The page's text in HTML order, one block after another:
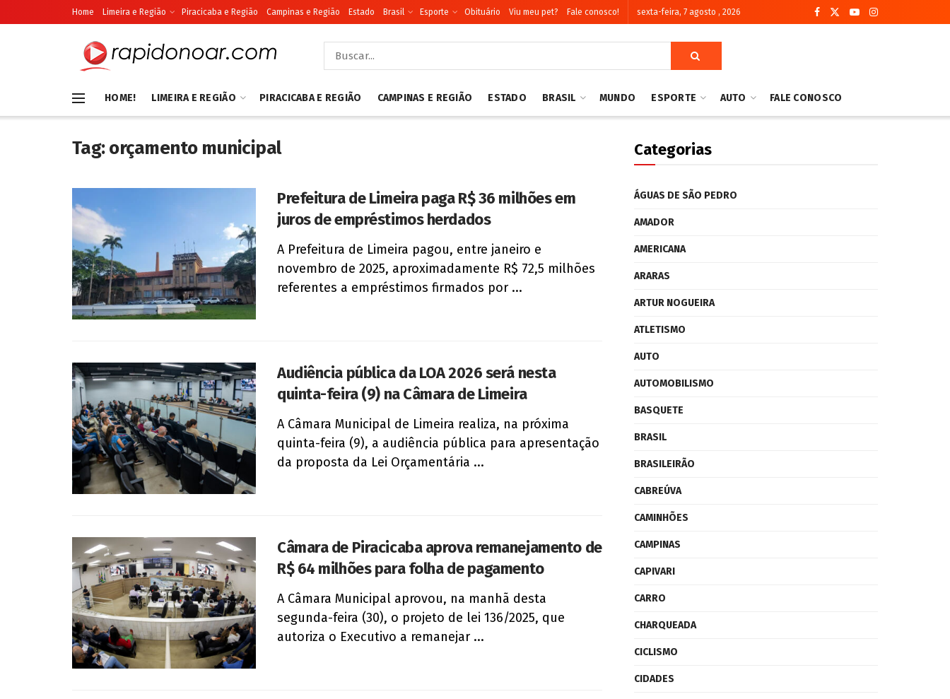
Home Limeira e Região Piracicaba e Região Campinas e Região Estado Brasil Esporte Obituário Viu meu pet? Fale conosco! sexta-feira, 7 agosto , 2026
HOME! LIMEIRA E REGIÃO PIRACICABA E REGIÃO CAMPINAS E REGIÃO ESTADO BRASIL MUNDO ESPORTE AUTO FALE CONOSCO
Tag:orçamento municipal
Prefeitura de Limeira paga R$ 36 milhões em
juros de empréstimos herdados
A Prefeitura de Limeira pagou, entre janeiro e
novembro de 2025, aproximadamente R$ 72,5 milhões
referentes a empréstimos firmados por ...
Audiência pública da LOA 2026 será nesta
quinta-feira (9) na Câmara de Limeira
A Câmara Municipal de Limeira realiza, na próxima
quinta-feira (9), a audiência pública para apresentação
da proposta da Lei Orçamentária ...
Câmara de Piracicaba aprova remanejamento de
R$ 64 milhões para folha de pagamento
A Câmara Municipal aprovou, na manhã desta
segunda-feira (30), o projeto de lei 136/2025, que
autoriza o Executivo a remanejar ...
Categorias
ÁGUAS DE SÃO PEDRO
AMADOR
AMERICANA
ARARAS
ARTUR NOGUEIRA
ATLETISMO
AUTO
AUTOMOBILISMO
BASQUETE
BRASIL
BRASILEIRÃO
CABREÚVA
CAMINHÕES
CAMPINAS
CAPIVARI
CARRO
CHARQUEADA
CICLISMO
CIDADES